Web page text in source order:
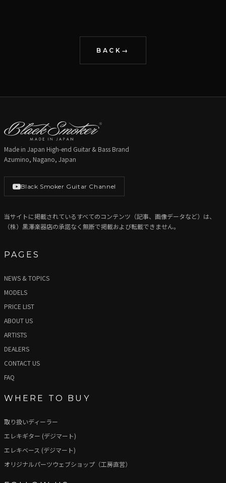
BACK
Made in Japan High-end Guitar & Bass Brand
Azumino, Nagano, Japan
Black Smoker Guitar Channel
当サイトに掲載されているすべてのコンテンツ（記事、画像データなど）は、
（株）黒澤楽器店の承諾なく無断で掲載および転載できません。
PAGES
NEWS & TOPICS
MODELS
PRICE LIST
ABOUT US
ARTISTS
DEALERS
CONTACT US
FAQ
WHERE TO BUY
取り扱いディーラー
エレキギター (デジマート)
エレキベース (デジマート)
オリジナルパーツウェブショップ（工房直営）